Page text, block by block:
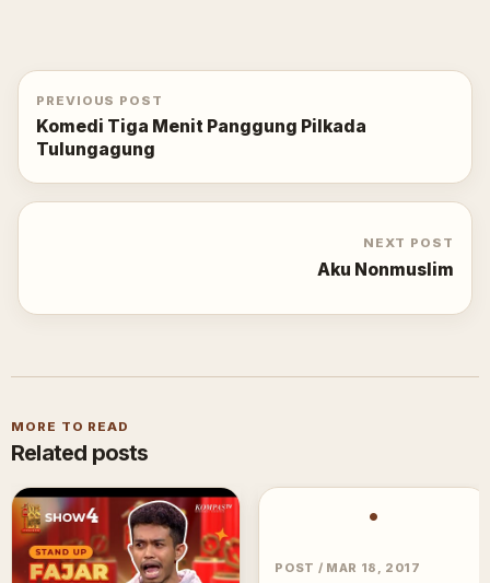
PREVIOUS POST
Komedi Tiga Menit Panggung Pilkada
Tulungagung
NEXT POST
Aku Nonmuslim
MORE TO READ
Related posts
•
POST / MAR 18, 2017